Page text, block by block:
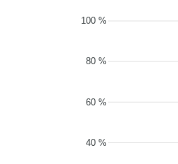
100 %
80 %
60 %
40 %